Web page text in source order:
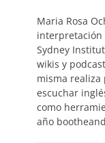
Maria Rosa
interpretación
Sydney
wikis y
misma realiza
escuchar
como
año